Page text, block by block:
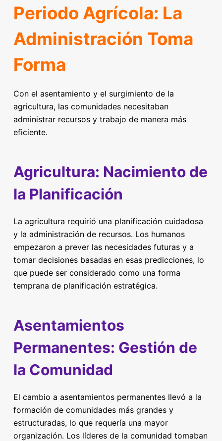
Periodo Agrícola: La
Administración Toma
Forma
Con el asentamiento y el surgimiento de la
agricultura, las comunidades necesitaban
administrar recursos y trabajo de manera más
eficiente.
Agricultura: Nacimiento de
la Planificación
La agricultura requirió una planificación cuidadosa
y la administración de recursos. Los humanos
empezaron a prever las necesidades futuras y a
tomar decisiones basadas en esas predicciones, lo
que puede ser considerado como una forma
temprana de planificación estratégica.
Asentamientos
Permanentes: Gestión de
la Comunidad
El cambio a asentamientos permanentes llevó a la
formación de comunidades más grandes y
estructuradas, lo que requería una mayor
organización. Los líderes de la comunidad tomaban